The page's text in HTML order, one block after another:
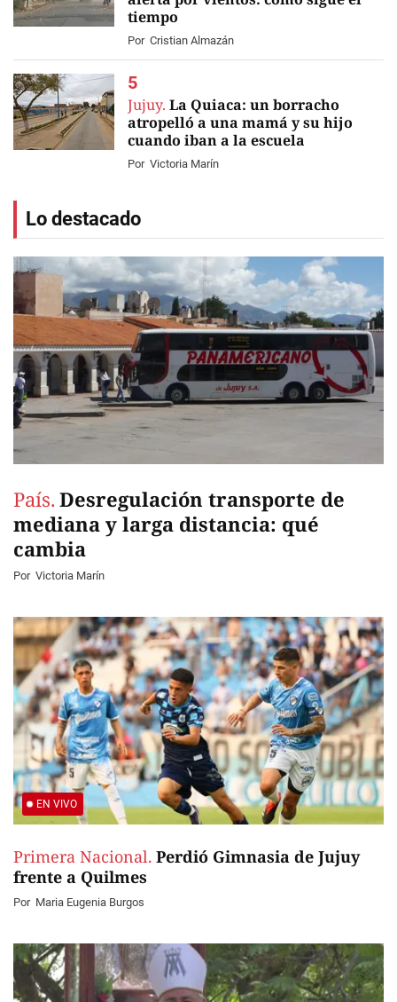
tiempo
Por Cristian Almazán
Jujuy. La Quiaca: un borracho
atropelló a una mamá y su hijo
cuando iban a la escuela
Por Victoria Marín
Lo destacado
País. Desregulación transporte de
mediana y larga distancia: qué
cambia
Por Victoria Marín
EN VIVO
Primera Nacional. Perdió Gimnasia de Jujuy
frente a Quilmes
Por Maria Eugenia Burgos